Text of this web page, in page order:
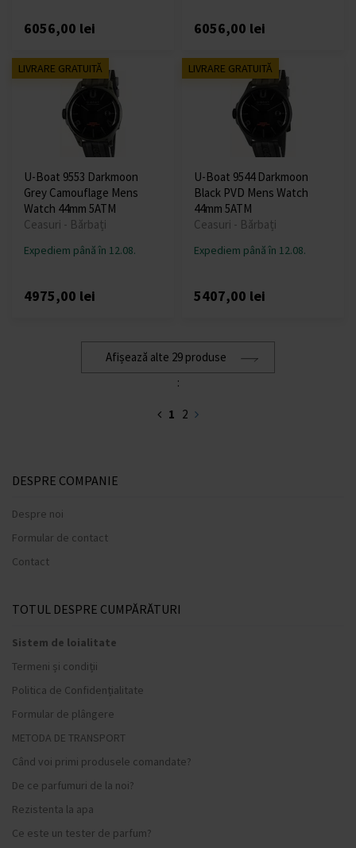
6056,00 lei 6056,00 lei
LIVRARE GRATUITĂ
U-Boat 9553 Darkmoon
Grey Camouflage Mens
Watch 44mm 5ATM
Ceasuri - Bărbați
Expediem până în 12.08.
4975,00 lei
LIVRARE GRATUITĂ
U-Boat 9544 Darkmoon
Black PVD Mens Watch
44mm 5ATM
Ceasuri - Bărbați
Expediem până în 12.08.
5407,00 lei
Afișează alte 29 produse
:
1 2
DESPRE COMPANIE
Despre noi
Formular de contact
Contact
TOTUL DESPRE CUMPĂRĂTURI
Sistem de loialitate
Termeni și condiții
Politica de Confidențialitate
Formular de plângere
METODA DE TRANSPORT
Când voi primi produsele comandate?
De ce parfumuri de la noi?
Rezistenta la apa
Ce este un tester de parfum?